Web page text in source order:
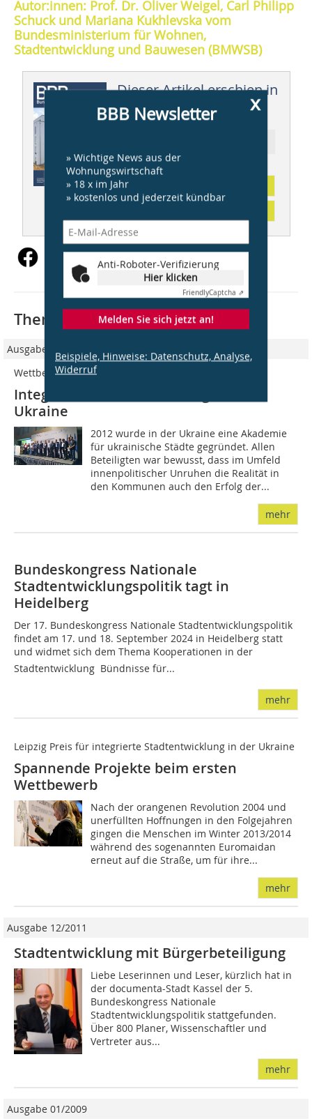
Autor:innen: Prof. Dr. Oliver Weigel, Carl Philipp
Schuck und Mariana Kukhlevska vom
Bundesministerium für Wohnen,
Stadtentwicklung und Bauwesen (BMWSB)
Dieser Artikel erschien in
BBB 12/2022 x
BBB Newsletter
» Wichtige News aus der
Wohnungswirtschaft
» 18 x im Jahr
» kostenlos und jederzeit kündbar
Anti-Roboter-Verifizierung
Hier klicken
FriendlyCaptcha ⇗
Melden Sie sich jetzt an!
Beispiele, Hinweise: Datenschutz, Analyse,
Widerruf
Thematisch passende Artikel:
Ausgabe 09/2017
Wettbewerb
Integrierte Stadtentwicklung in der
Ukraine
2012 wurde in der Ukraine eine Akademie
für ukrainische Städte gegründet. Allen
Beteiligten war bewusst, dass im Umfeld
innenpolitischer Unruhen die Realität in
den Kommunen auch den Erfolg der...
mehr
Bundeskongress Nationale
Stadtentwicklungspolitik tagt in
Heidelberg
Der 17. Bundeskongress Nationale Stadtentwicklungspolitik
findet am 17. und 18. September 2024 in Heidelberg statt
und widmet sich dem Thema Kooperationen in der
Stadtentwicklung  Bündnisse für...
mehr
Leipzig Preis für integrierte Stadtentwicklung in der Ukraine
Spannende Projekte beim ersten
Wettbewerb
Nach der orangenen Revolution 2004 und
unerfüllten Hoffnungen in den Folgejahren
gingen die Menschen im Winter 2013/2014
während des sogenannten Euromaidan
erneut auf die Straße, um für ihre...
mehr
Ausgabe 12/2011
Stadtentwicklung mit Bürgerbeteiligung
Liebe Leserinnen und Leser, kürzlich hat in
der documenta-Stadt Kassel der 5.
Bundeskongress Nationale
Stadtentwicklungspolitik stattgefunden.
Über 800 Planer, Wissenschaftler und
Vertreter aus...
mehr
Ausgabe 01/2009